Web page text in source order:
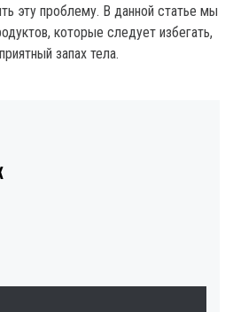
эту проблему. В данной статье мы
которые следует избегать,
запах тела.